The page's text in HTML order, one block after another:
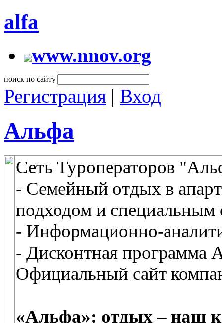
alfa
www.nnov.org
поиск по сайту
Регистрация | Вход
Альфа
Сеть Туроператоров
- Семейный отдых в
подходом и специальным
- Информационно-
- Дисконтная программа
Официальный сайт
«Альфа»: отдых – наш